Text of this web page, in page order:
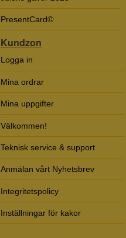
PresentCard©
Kundzon
Logga in
Mina ordrar
Mina uppgifter
Välkommen!
Teknisk service & support
Anmälan vårt Nyhetsbrev
Integritetspolicy
Inställningar för kakor